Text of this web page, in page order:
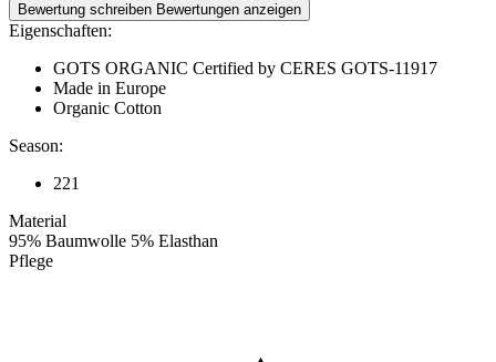
Bewertung schreiben Bewertungen anzeigen
Eigenschaften:
GOTS ORGANIC Certified by CERES GOTS-11917
Made in Europe
Organic Cotton
Season:
221
Material
95% Baumwolle 5% Elasthan
Pflege